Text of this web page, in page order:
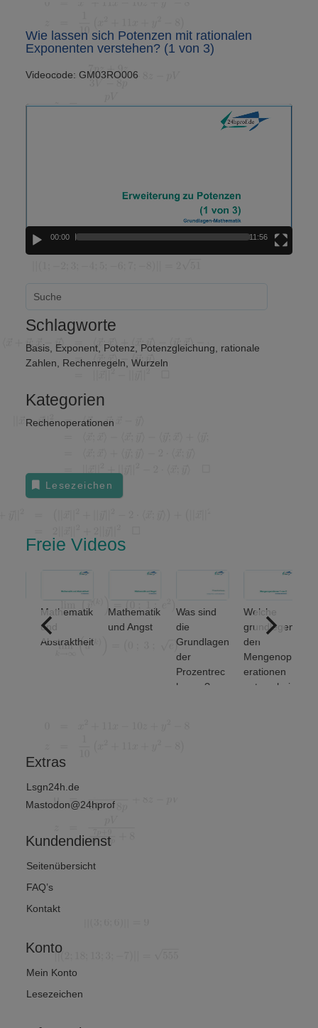
Wie lassen sich Potenzen mit rationalen
Exponenten verstehen? (1 von 3)
Videocode: GM03RO006
00:00 11:56
Schlagworte
Basis, Exponent, Potenz Potenzgleichung
rationale
Zahlen
Rechenregeln Wurzeln
Kategorien
Rechenoperationen
Lesezeichen
Freie Videos
Mathematik
und
Abstraktheit
Mathematik
und Angst
Was sind
die
Grundlagen
der
Prozentrec
hnung?
Welche
grundlegen
den
Mengenop
erationen
unterscheid
Extras
Lsgn24h.de
Mastodon@24hprof
Kundendienst
Seitenübersicht
FAQ’s
Kontakt
Konto
Mein Konto
Lesezeichen